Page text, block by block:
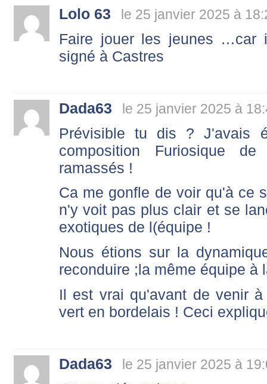
Lolo 63 le 25 janvier 2025 à
Faire jouer les jeunes …car
signé à Castres
Dada63 le 25 janvier 2025 à
Prévisible tu dis ? J'avais
composition Furiosique
ramassés !
Ca me gonfle de voir qu'à ce
n'y voit pas plus clair et se
exotiques de l(équipe !
Nous étions sur la
reconduire ;la même équipe à
Il est vrai qu'avant de venir
vert en bordelais ! Ceci
Dada63 le 25 janvier 2025 à